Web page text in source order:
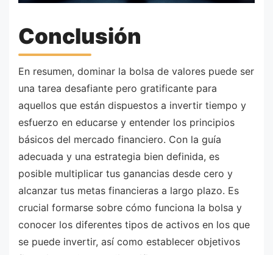
Conclusión
En resumen, dominar la bolsa de valores puede ser
una tarea desafiante pero gratificante para
aquellos que están dispuestos a invertir tiempo y
esfuerzo en educarse y entender los principios
básicos del mercado financiero. Con la guía
adecuada y una estrategia bien definida, es
posible multiplicar tus ganancias desde cero y
alcanzar tus metas financieras a largo plazo. Es
crucial formarse sobre cómo funciona la bolsa y
conocer los diferentes tipos de activos en los que
se puede invertir, así como establecer objetivos